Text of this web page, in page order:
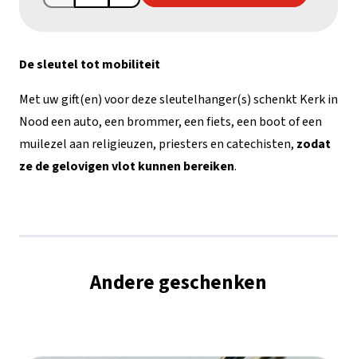
De sleutel tot mobiliteit
Met uw gift(en) voor deze sleutelhanger(s) schenkt Kerk in
Nood een auto, een brommer, een fiets, een boot of een
muilezel aan religieuzen, priesters en catechisten, zodat
ze de gelovigen vlot kunnen bereiken.
Andere geschenken